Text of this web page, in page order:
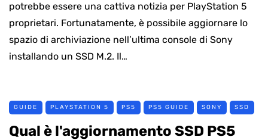
potrebbe essere una cattiva notizia per PlayStation 5
proprietari. Fortunatamente, è possibile aggiornare lo
spazio di archiviazione nell’ultima console di Sony
installando un SSD M.2. Il…
GUIDE PLAYSTATION 5 PS5 PS5 GUIDE SONY SSD
Qual è l'aggiornamento SSD PS5